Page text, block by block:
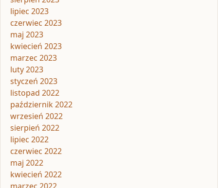
lipiec 2023
czerwiec 2023
maj 2023
kwiecień 2023
marzec 2023
luty 2023
styczeń 2023
listopad 2022
październik 2022
wrzesień 2022
sierpień 2022
lipiec 2022
czerwiec 2022
maj 2022
kwiecień 2022